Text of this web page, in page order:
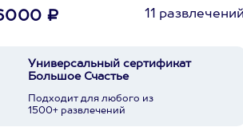
₽ 11
Универсальный сертификат
Большое Счастье
Подходит для любого из
1500+ развлечений